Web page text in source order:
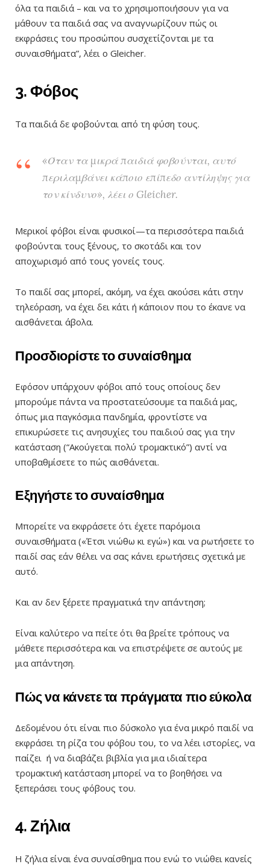
όλα τα παιδιά – και να το χρησιμοποιήσουν για να
μάθουν τα παιδιά σας να αναγνωρίζουν πώς οι
εκφράσεις του προσώπου συσχετίζονται με τα
συναισθήματα”, λέει ο Gleicher.
3. Φόβος
Τα παιδιά δε φοβούνται από τη φύση τους.
«Όταν τα μικρά παιδιά φοβούνται, αυτό
περιλαμβάνει κάποιο επίπεδο αντίληψης για
τον κίνδυνο», λέει ο Gleicher.
Μερικοί φόβοι είναι φυσικοί—τα περισσότερα παιδιά
φοβούνται τους ξένους, το σκοτάδι και τον
αποχωρισμό από τους γονείς τους.
Το παιδί σας μπορεί, ακόμη, να έχει ακούσει κάτι στην
τηλεόραση, να έχει δει κάτι ή κάποιον που το έκανε να
αισθάνεται άβολα.
Προσδιορίστε το συναίσθημα
Εφόσον υπάρχουν φόβοι από τους οποίους δεν
μπορούμε πάντα να προστατεύσουμε τα παιδιά μας,
όπως μια παγκόσμια πανδημία, φροντίστε να
επικυρώσετε τις ανησυχίες του παιδιού σας για την
κατάσταση (“Ακούγεται πολύ τρομακτικό”) αντί να
υποβαθμίσετε το πώς αισθάνεται.
Εξηγήστε το συναίσθημα
Μπορείτε να εκφράσετε ότι έχετε παρόμοια
συναισθήματα («Έτσι νιώθω κι εγώ») και να ρωτήσετε το
παιδί σας εάν θέλει να σας κάνει ερωτήσεις σχετικά με
αυτό.
Και αν δεν ξέρετε πραγματικά την απάντηση;
Είναι καλύτερο να πείτε ότι θα βρείτε τρόπους να
μάθετε περισσότερα και να επιστρέψετε σε αυτούς με
μια απάντηση.
Πώς να κάνετε τα πράγματα πιο εύκολα
Δεδομένου ότι είναι πιο δύσκολο για ένα μικρό παιδί να
εκφράσει τη ρίζα του φόβου του, το να λέει ιστορίες, να
παίζει ή να διαβάζει βιβλία για μια ιδιαίτερα
τρομακτική κατάσταση μπορεί να το βοηθήσει να
ξεπεράσει τους φόβους του.
4. Ζήλια
Η ζήλια είναι ένα συναίσθημα που ενώ το νιώθει κανείς